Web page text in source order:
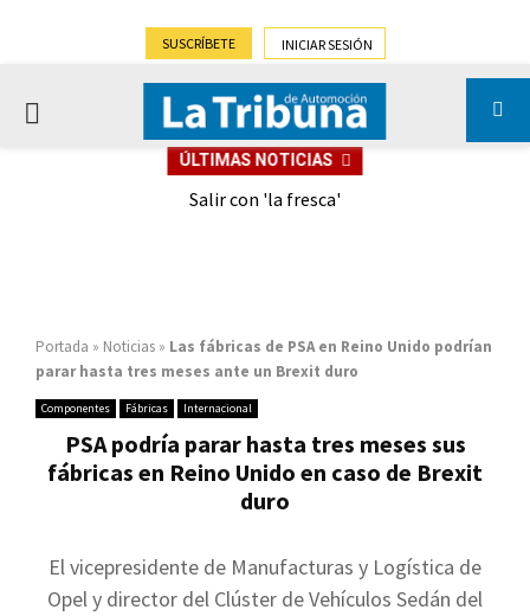
SUSCRÍBETE INICIAR SESIÓN
PRIMARY
ÚLTIMAS NOTICIAS
Salir con 'la fresca'
Portada » Noticias » Las fábricas de PSA en Reino Unido podrían
parar hasta tres meses ante un Brexit duro
Componentes Fábricas Internacional
PSA podría parar hasta tres meses sus
fábricas en Reino Unido en caso de Brexit
duro
El vicepresidente de Manufacturas y Logística de
Opel y director del Clúster de Vehículos Sedán del